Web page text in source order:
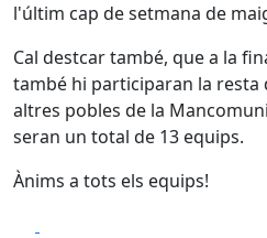
l'últim cap de setmana de
Cal destcar també, que a la
també hi participaran la resta
altres pobles de la
seran un total de 13 equips.
Ànims a tots els equips!